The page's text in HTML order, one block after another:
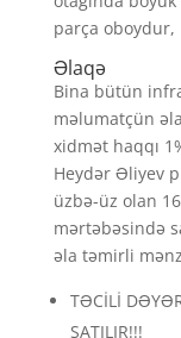
parça
Əlaqə
Bina bütün
məlumatçün
xidmət haqqı
Heydər Əliyev
üzbə-üz olan
mərtəbəsində
əla təmirli
TƏCİLİ
SATILIR!!!